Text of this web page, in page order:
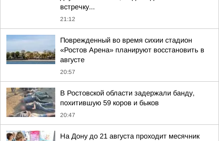
встречку...
21:12
Поврежденный во время сихии стадион
«Ростов Арена» планируют восстановить в
августе
20:57
В Ростовской области задержали банду,
похитившую 59 коров и быков
20:47
На Дону до 21 августа проходит месячник